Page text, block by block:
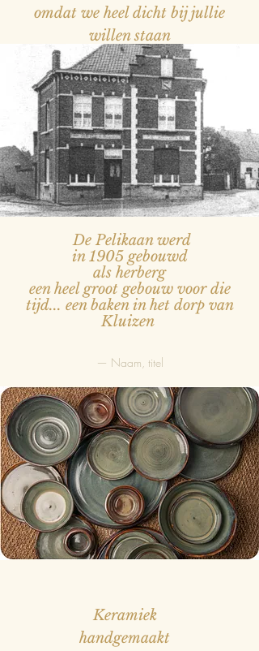
omdat we heel dicht bij jullie
willen staan
— Naam, titel
De Pelikaan werd
in 1905 gebouwd
als herberg
een heel groot gebouw voor die
tijd... een baken in het dorp van
Kluizen
— Naam, titel
Keramiek
handgemaakt